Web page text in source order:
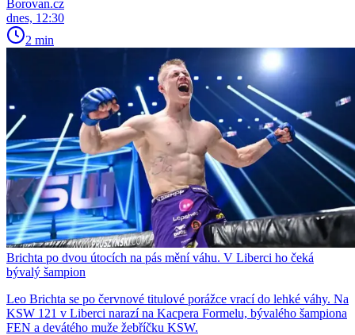
Borovan.cz
dnes, 12:30
2 min
Brichta po dvou útocích na pás mění váhu. V Liberci ho čeká
bývalý šampion
Leo Brichta se po červnové titulové porážce vrací do lehké váhy. Na
KSW 121 v Liberci narazí na Kacpera Formelu, bývalého šampiona
FEN a devátého muže žebříčku KSW.